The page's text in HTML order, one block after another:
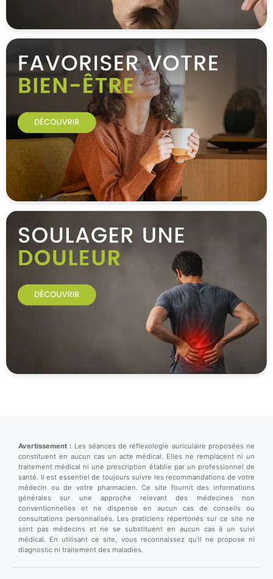
Avertissement : Les séances de réflexologie auriculaire proposées ne
constituent en aucun cas un acte médical. Elles ne remplacent ni un
traitement médical ni une prescription établie par un professionnel de
santé. Il est essentiel de toujours suivre les recommandations de votre
médecin ou de votre pharmacien. Ce site fournit des informations
générales sur une approche relevant des médecines non
conventionnelles et ne dispense en aucun cas de conseils ou
consultations personnalisés. Les praticiens répertoriés sur ce site ne
sont pas médecins et ne se substituent en aucun cas à un suivi
médical. En utilisant ce site, vous reconnaissez qu'il ne propose ni
diagnostic ni traitement des maladies.